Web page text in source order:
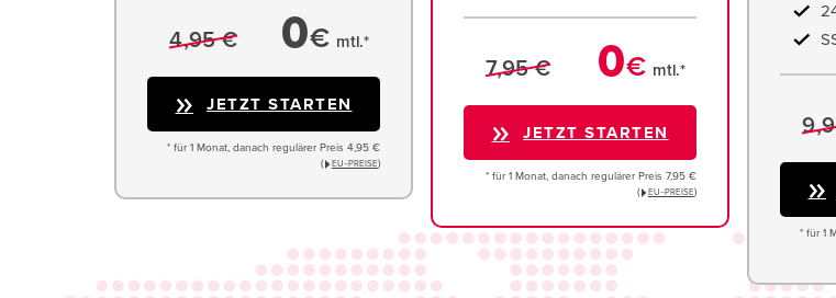
4,95 € 0€ mtl.*
JETZT STARTEN
* für 1 Monat, danach regulärer Preis 4,95 €
(
EU−PREISE)
7,95 € 0€ mtl.*
JETZT STARTEN
* für 1 Monat, danach regulärer Preis 7,95 €
(
EU−PREISE)
* für 1